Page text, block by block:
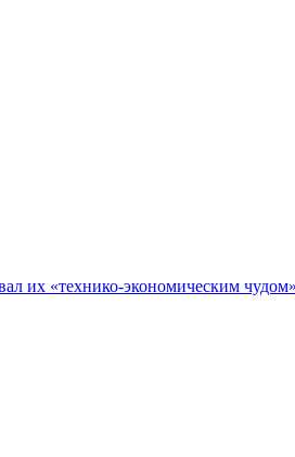
их «технико-экономическим чудом»